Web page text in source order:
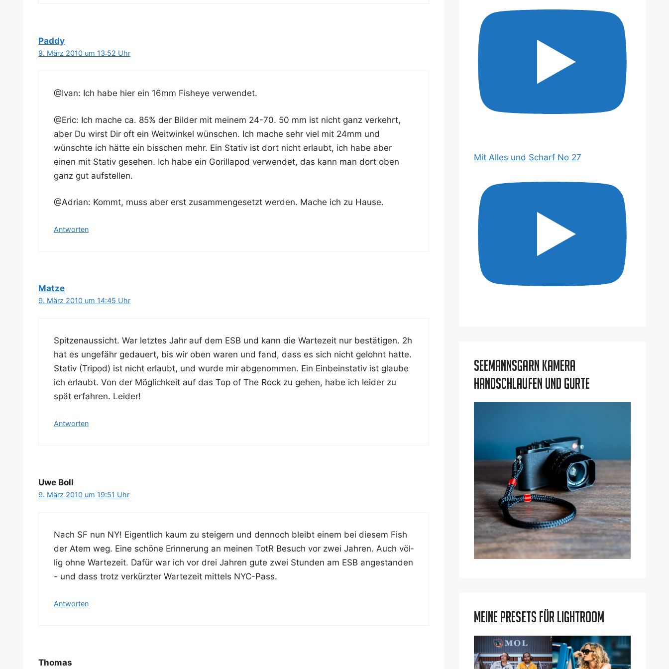
Paddy
9. März 2010 um 13:52 Uhr
@Ivan: Ich habe hier ein 16mm Fishe­ye verwendet.
@Eric: Ich mache ca. 85% der Bil­der mit mei­nem 24-70. 50 mm ist nicht ganz ver­kehrt,
aber Du wirst Dir oft ein Weit­win­kel wün­schen. Ich mache sehr viel mit 24mm und
wünsch­te ich hät­te ein biss­chen mehr. Ein Sta­tiv ist dort nicht erlaubt, ich habe aber
einen mit Sta­tiv gese­hen. Ich habe ein Gorill­a­pod ver­wen­det, das kann man dort oben
ganz gut aufstellen.
@Adrian: Kommt, muss aber erst zusam­men­ge­setzt wer­den. Mache ich zu Hause.
Antworten
Matze
9. März 2010 um 14:45 Uhr
Spit­zen­aus­sicht. War letz­tes Jahr auf dem ESB und kann die War­te­zeit nur bestä­ti­gen. 2h
hat es unge­fähr gedau­ert, bis wir oben waren und fand, dass es sich nicht gelohnt hat­te.
Sta­tiv (Tri­pod) ist nicht erlaubt, und wur­de mir abge­nom­men. Ein Ein­bein­sta­tiv ist glau­be
ich erlaubt. Von der Mög­lich­keit auf das Top of The Rock zu gehen, habe ich lei­der zu
spät erfah­ren. Leider!
Antworten
Uwe Boll
9. März 2010 um 19:51 Uhr
Nach SF nun NY! Eigent­lich kaum zu stei­gern und den­noch bleibt einem bei die­sem Fish
der Atem weg. Eine schö­ne Erin­ne­rung an mei­nen TotR Besuch vor zwei Jah­ren. Auch völ­
lig ohne War­te­zeit. Dafür war ich vor drei Jah­ren gute zwei Stun­den am ESB ange­stan­den
- und dass trotz ver­kürz­ter War­te­zeit mit­tels NYC-Pass.
Antworten
Thomas
Mit Alles und Scharf No 27
Seemannsgarn Kamera
Handschlaufen und Gurte
Meine Presets für Lightroom